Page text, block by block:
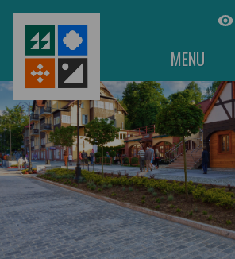
MENU